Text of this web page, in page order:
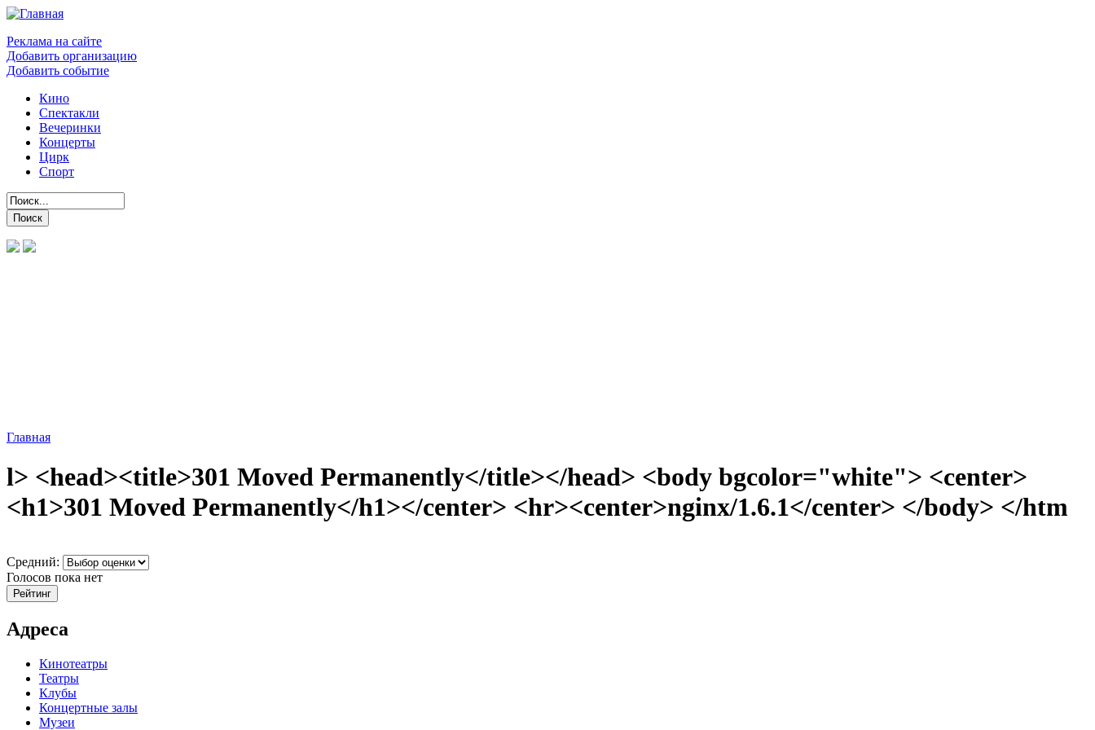
Реклама на сайте
Добавить организацию
Добавить событие
Кино
Спектакли
Вечеринки
Концерты
Цирк
Спорт
Главная
l> <head><title>301 Moved Permanently</title></head> <body bgcolor="white"> <center>
<h1>301 Moved Permanently</h1></center> <hr><center>nginx/1.6.1</center> </body> </htm
Средний:
Голосов пока нет
Адреса
Кинотеатры
Театры
Клубы
Концертные залы
Музеи